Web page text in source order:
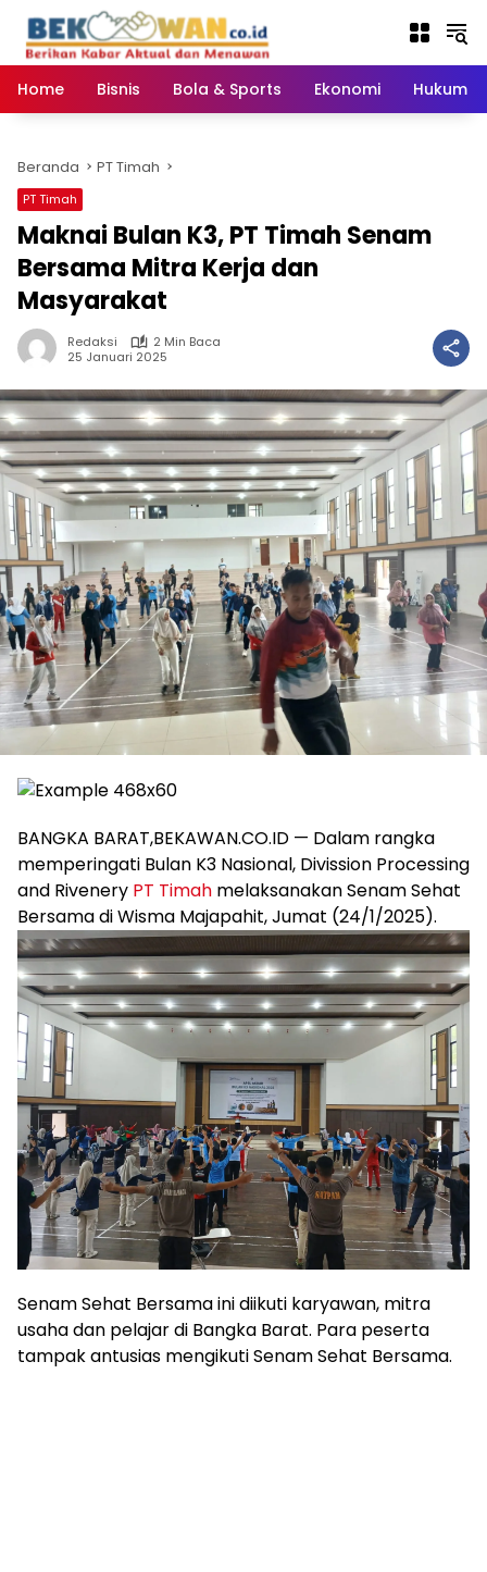
konten
Home
Bisnis Bola & Sports Ekonomi Hukum
Beranda PT Timah
PT Timah
Maknai Bulan K3, PT Timah Senam
Bersama Mitra Kerja dan
Masyarakat
Redaksi
2 Min Baca
25 Januari 2025
BANGKA BARAT,BEKAWAN.CO.ID — Dalam rangka
memperingati Bulan K3 Nasional, Divission Processing
and Rivenery PT Timah melaksanakan Senam Sehat
Bersama di Wisma Majapahit, Jumat (24/1/2025).
Senam Sehat Bersama ini diikuti karyawan, mitra
usaha dan pelajar di Bangka Barat. Para peserta
tampak antusias mengikuti Senam Sehat Bersama.